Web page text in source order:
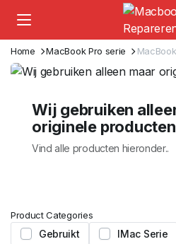
Home MacBook Pro serie
Wij gebruiken
originele
Vind alle producten hieronder..
Product Categories
Gebruikt IMac Serie